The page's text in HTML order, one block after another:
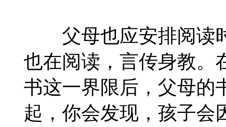
父母也应安排阅读
也在阅读，言传身教。
书这一界限后，父母的
起，你会发现，孩子会